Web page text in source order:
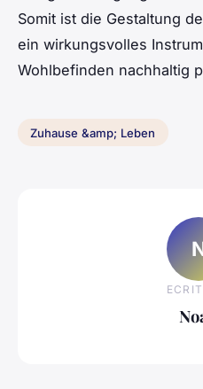
Somit ist die Gestaltung
ein wirkungsvolles
Wohlbefinden nachhaltig
Zuhause &amp; Leben